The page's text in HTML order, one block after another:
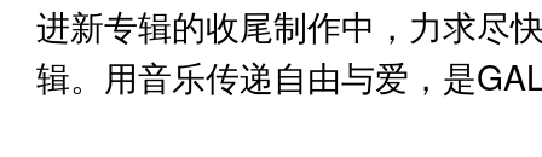
进新专辑的收尾制作中，力求尽
辑。用音乐传递自由与爱，是